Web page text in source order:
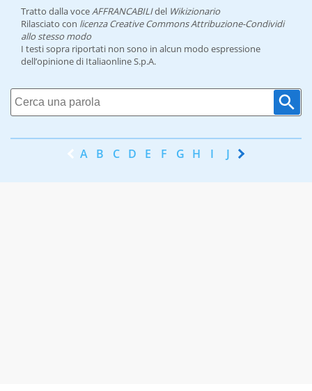
Tratto dalla voceAFFRANCABILIdel Wikizionario
Rilasciato con licenza Creative Commons Attribuzione-Condividi
allo stesso modo
I testi sopra riportati non sono in alcun modo espressione
dell’opinione di Italiaonline S.p.A.
A B C D E F G H I J K